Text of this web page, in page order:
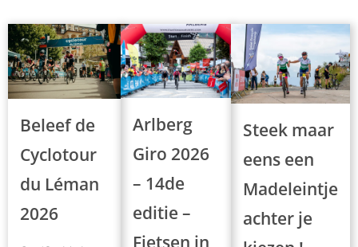
Beleef de
Cyclotour
du Léman
2026
Arlberg
Giro 2026
– 14de
editie –
Fietsen in
Steek maar
eens een
Madeleintje
achter je